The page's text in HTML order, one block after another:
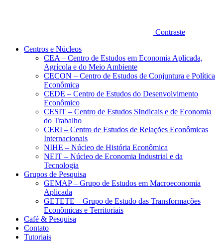
Contraste
Centros e Núcleos
CEA – Centro de Estudos em Economia Aplicada,
Agrícola e do Meio Ambiente
CECON – Centro de Estudos de Conjuntura e Política
Econômica
CEDE – Centro de Estudos do Desenvolvimento
Econômico
CESIT – Centro de Estudos SIndicais e de Economia
do Trabalho
CERI – Centro de Estudos de Relações Econômicas
Internacionais
NIHE – Núcleo de História Econômica
NEIT – Núcleo de Economia Industrial e da
Tecnologia
Grupos de Pesquisa
GEMAP – Grupo de Estudos em Macroeconomia
Aplicada
GETETE – Grupo de Estudo das Transformações
Econômicas e Territoriais
Café & Pesquisa
Contato
Tutoriais